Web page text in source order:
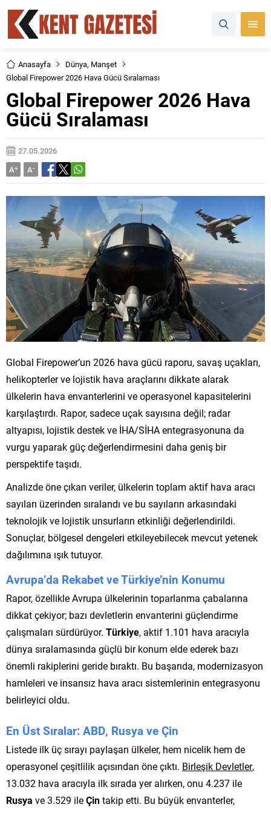
Anasayfa Dünya, Manşet
Global Firepower 2026 Hava Gücü Sıralaması
Global Firepower 2026 Hava
Gücü Sıralaması
27.05.2026
A+ A-
Global Firepower’un 2026 hava gücü raporu, savaş uçakları,
helikopterler ve lojistik hava araçlarını dikkate alarak
ülkelerin hava envanterlerini ve operasyonel kapasitelerini
karşılaştırdı. Rapor, sadece uçak sayısına değil; radar
altyapısı, lojistik destek ve İHA/SİHA entegrasyonuna da
vurgu yaparak güç değerlendirmesini daha geniş bir
perspektife taşıdı.
Analizde öne çıkan veriler, ülkelerin toplam aktif hava aracı
sayıları üzerinden sıralandı ve bu sayıların arkasındaki
teknolojik ve lojistik unsurların etkinliği değerlendirildi.
Sonuçlar, bölgesel dengeleri etkileyebilecek mevcut yetenek
dağılımına ışık tutuyor.
Avrupa’da Rekabet ve Türkiye’nin Konumu
Rapor, özellikle Avrupa ülkelerinin toparlanma çabalarına
dikkat çekiyor; bazı devletlerin envanterini güçlendirme
çalışmaları sürdürüyor. Türkiye, aktif 1.101 hava aracıyla
dünya sıralamasında güçlü bir konum elde ederek bazı
önemli rakiplerini geride bıraktı. Bu başarıda, modernizasyon
hamleleri ve insansız hava aracı sistemlerinin entegrasyonu
belirleyici oldu.
En Üst Sıralar: ABD, Rusya ve Çin
Listede ilk üç sırayı paylaşan ülkeler, hem nicelik hem de
operasyonel çeşitlilik açısından öne çıktı. Birleşik Devletler,
13.032 hava aracıyla ilk sırada yer alırken, onu 4.237 ile
Rusya ve 3.529 ileÇintakip etti. Bu büyük envanterler,